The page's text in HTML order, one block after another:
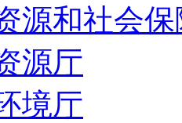
源和社会
源厅
境厅